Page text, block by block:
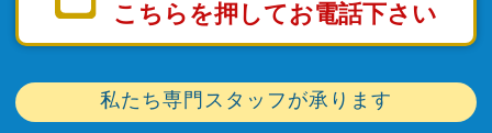
こちらを押してお電話下さい
私たち専門スタッフが承ります